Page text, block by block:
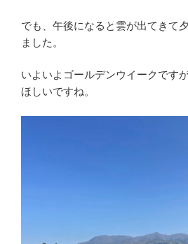
でも、午後になると雲が出てきて
ました。
いよいよゴールデンウイークです
ほしいですね。